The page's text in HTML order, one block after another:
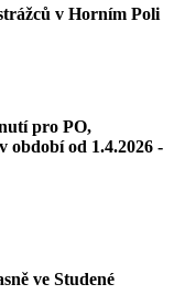
v Horním Poli
pro PO,
období od 1.4.2026 -
ve Studené